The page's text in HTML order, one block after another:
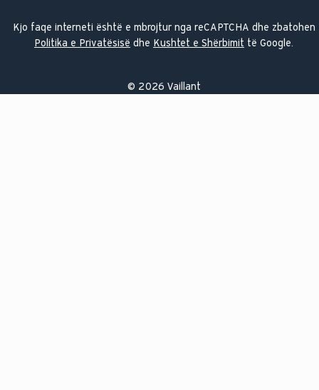
Kjo faqe interneti është e mbrojtur nga reCAPTCHA dhe zbatohen
Politika e Privatësisë dhe Kushtet e Shërbimit të Google.
© 2026 Vaillant